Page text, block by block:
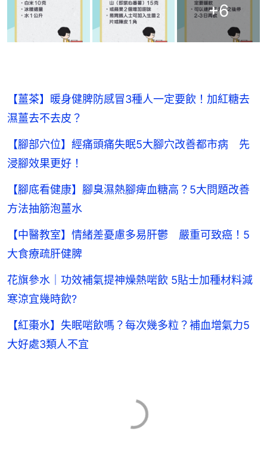
+6
【薑茶】暖身健脾防感冒3種人一定要飲！加紅糖去
濕薑去不去皮？
【腳部穴位】經痛頭痛失眠5大腳穴改善都市病 先
浸腳效果更好！
【腳底看健康】腳臭濕熱腳痺血糖高？5大問題改善
方法抽筋泡薑水
【中醫教室】情緒差憂慮多易肝鬱 嚴重可致癌！5
大食療疏肝健脾
花旗參水｜功效補氣提神燥熱啱飲 5貼士加種材料減
寒涼宜幾時飲?
【紅棗水】失眠啱飲嗎？每次幾多粒？補血增氣力5
大好處3類人不宜